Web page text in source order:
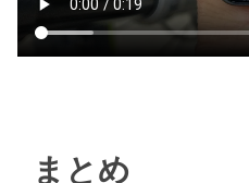
まとめ